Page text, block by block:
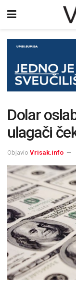
Dolar
ulagači
Objavio Vrisak.info